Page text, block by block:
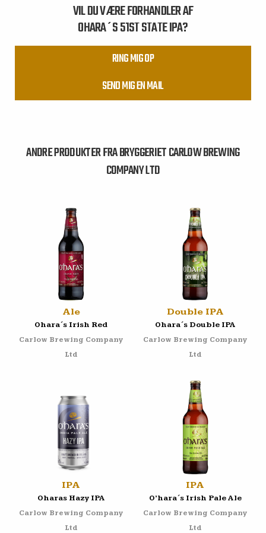
VIL DU VÆRE FORHANDLER AF
OHARA´S 51ST STATE IPA?
RING MIG OP
SEND MIG EN MAIL
ANDRE PRODUKTER FRA BRYGGERIET CARLOW BREWING
COMPANY LTD
Ale
Ohara´s Irish Red
Carlow Brewing Company
Ltd
Double IPA
Ohara´s Double IPA
Carlow Brewing Company
Ltd
IPA
Oharas Hazy IPA
Carlow Brewing Company
Ltd
IPA
O’hara´s Irish Pale Ale
Carlow Brewing Company
Ltd